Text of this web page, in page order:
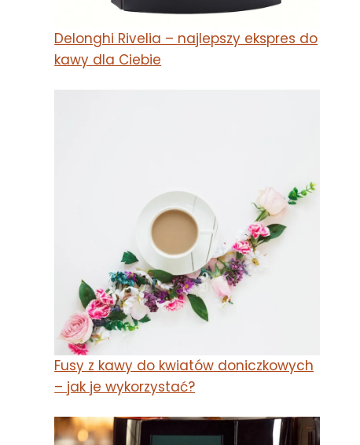
Delonghi Rivelia – najlepszy ekspres do
kawy dla Ciebie
Fusy z kawy do kwiatów doniczkowych
– jak je wykorzystać?